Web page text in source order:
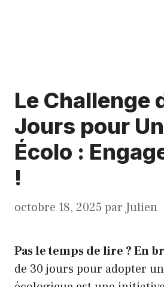
Le Challenge
Jours pour
Écolo :
!
octobre 18, 2025 par Julien
Pas le temps de lire ? En
de 30 jours pour adopter